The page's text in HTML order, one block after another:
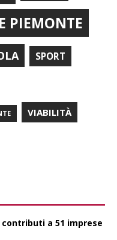
PIEMONTE
SPORT
VIABILITÀ
a 51 imprese